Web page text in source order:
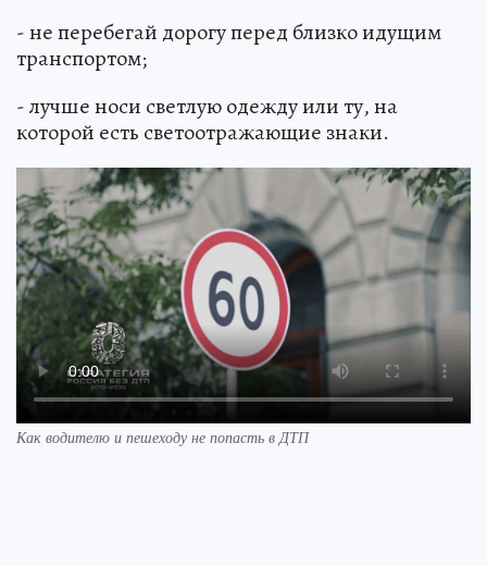
- не перебегай дорогу перед близко идущим
транспортом;
- лучше носи светлую одежду или ту, на
которой есть светоотражающие знаки.
Как водителю и пешеходу не попасть в ДТП